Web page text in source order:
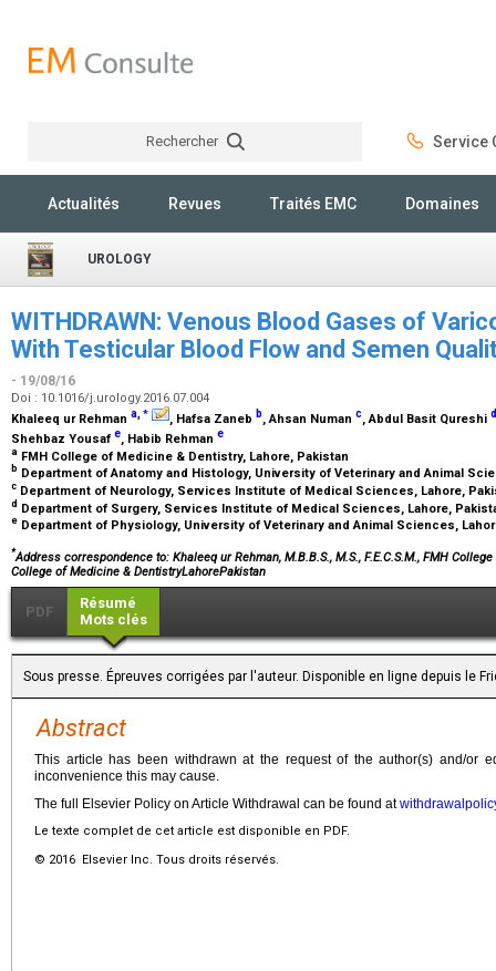
Rechercher Service
Actualités Revues Traités EMC Domaines
UROLOGY
WITHDRAWN: Venous Blood Gases of
With Testicular Blood Flow and Semen
- 19/08/16
Doi : 10.1016/j.urology.2016.07.004
Khaleeq ur Rehman a, * , Hafsa Zaneb b, Ahsan Numan c, Abdul Basit Qureshi d
Shehbaz Yousaf e, Habib Rehman e
a FMH College of Medicine & Dentistry, Lahore, Pakistan
b Department of Anatomy and Histology, University of Veterinary and Animal
c Department of Neurology, Services Institute of Medical Sciences, Lahore,
d Department of Surgery, Services Institute of Medical Sciences, Lahore,
e Department of Physiology, University of Veterinary and Animal Sciences,
*Address correspondence to: Khaleeq ur Rehman, M.B.B.S., M.S., F.E.C.S.M., FMH
College of Medicine & DentistryLahorePakistan
PDF
Résumé
Mots clés
Sous presse. Épreuves corrigées par l'auteur. Disponible en ligne depuis le
Abstract
This article has been withdrawn at the request of the author(s) and/or
inconvenience this may cause.
The full Elsevier Policy on Article Withdrawal can be found at
Le texte complet de cet article est disponible en PDF.
© 2016 Elsevier Inc. Tous droits réservés.